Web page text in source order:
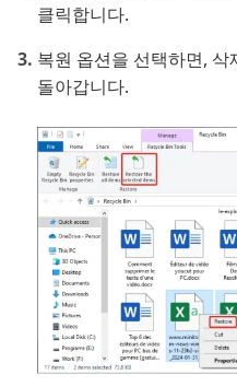
클릭합니다.
복원 옵션을 선택하면,
돌아갑니다.